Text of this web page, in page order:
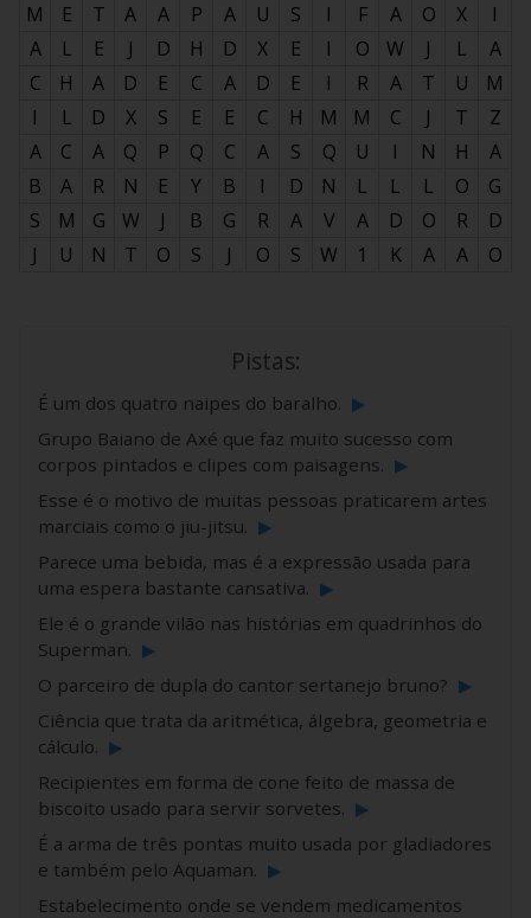
M
E T A A P A U S I F A O X
I
A
L E J D H D X E I O W J L
A
C
H A D E C A D E I R A T U
M
I
L D X S E E C H M M C J T
Z
A
C A Q P Q C A S Q U I N H
A
B
A R N E Y B I D N L L L O
G
S
M G W J B G R A V A D O R
D
J
U N T O S J O S W 1 K A A O
Pistas:
É um dos quatro naipes do baralho. ▶
Grupo Baiano de Axé que faz muito sucesso com
corpos pintados e clipes com paisagens. ▶
Esse é o motivo de muitas pessoas praticarem artes
marciais como o jiu-jitsu. ▶
Parece uma bebida, mas é a expressão usada para
uma espera bastante cansativa. ▶
Ele é o grande vilão nas histórias em quadrinhos do
Superman. ▶
O parceiro de dupla do cantor sertanejo bruno? ▶
Ciência que trata da aritmética, álgebra, geometria e
cálculo. ▶
Recipientes em forma de cone feito de massa de
biscoito usado para servir sorvetes. ▶
É a arma de três pontas muito usada por gladiadores
e também pelo Aquaman. ▶
Estabelecimento onde se vendem medicamentos